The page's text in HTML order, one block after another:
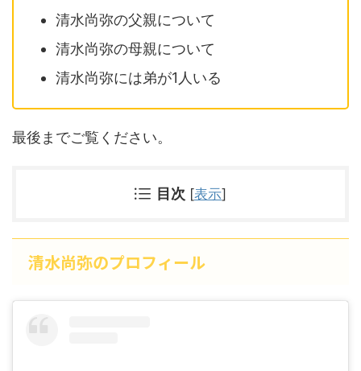
清水尚弥の父親について
清水尚弥の母親について
清水尚弥には弟が1人いる
最後までご覧ください。
目次 [表示]
清水尚弥のプロフィール